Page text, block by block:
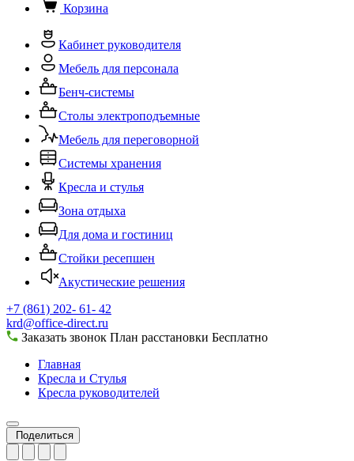
Корзина
Кабинет руководителя
Мебель для персонала
Бенч-системы
Столы электроподъемные
Мебель для переговорной
Системы хранения
Кресла и стулья
Зона отдыха
Для дома и гостиниц
Стойки ресепшен
Акустические решения
+7 (861) 202- 61- 42
krd@office-direct.ru
Заказать звонок План расстановки Бесплатно
Главная
Кресла и Стулья
Кресла руководителей
Поделиться